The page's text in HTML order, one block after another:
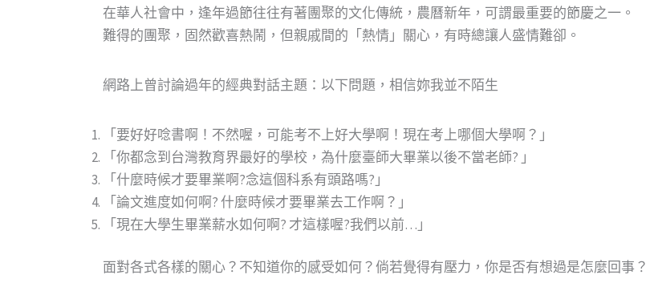
在華人社會中，逢年過節往往有著團聚的文化傳統，農曆新年，可謂最重要的節慶之一。
難得的團聚，固然歡喜熱鬧，但親戚間的「熱情」關心，有時總讓人盛情難卻。
網路上曾討論過年的經典對話主題：以下問題，相信妳我並不陌生
「要好好唸書啊！不然喔，可能考不上好大學啊！現在考上哪個大學啊？」
「你都念到台灣教育界最好的學校，為什麼臺師大畢業以後不當老師? 」
「什麼時候才要畢業啊?念這個科系有頭路嗎?」
「論文進度如何啊? 什麼時候才要畢業去工作啊？」
「現在大學生畢業薪水如何啊? 才這樣喔?我們以前…」
面對各式各樣的關心？不知道你的感受如何？倘若覺得有壓力，你是否有想過是怎麼回事？